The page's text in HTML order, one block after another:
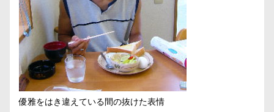
優雅をはき違えている間の抜けた表情